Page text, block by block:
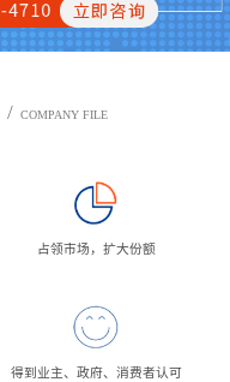
/ COMPANY FILE
占领市场，扩大份额
得到业主、政府、消费者认可